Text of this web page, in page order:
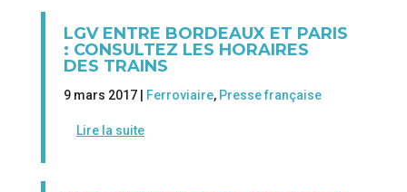
LGV ENTRE BORDEAUX ET PARIS
: CONSULTEZ LES HORAIRES
DES TRAINS
9 mars 2017 | Ferroviaire, Presse française
Lire la suite